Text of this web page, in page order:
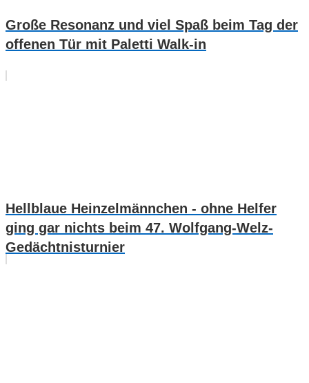
Große Resonanz und viel Spaß beim Tag der
offenen Tür mit Paletti Walk-in
Hellblaue Heinzelmännchen - ohne Helfer
ging gar nichts beim 47. Wolfgang-Welz-
Gedächtnisturnier